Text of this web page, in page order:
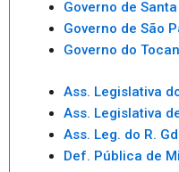
Governo de
Governo de São
Governo do
Ass. Legislativa
Ass. Legislativa
Ass. Leg. do R.
Def. Pública de